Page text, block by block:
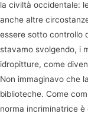
la civiltà occidentale:
anche altre
essere sotto controllo
stavamo svolgendo, i
idropitture, come
Non immaginavo che
biblioteche. Come
norma incriminatrice è